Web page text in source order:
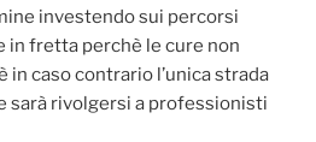
investendo sui percorsi
in fretta perchè le cure non
in caso contrario l’unica strada
sarà rivolgersi a professionisti